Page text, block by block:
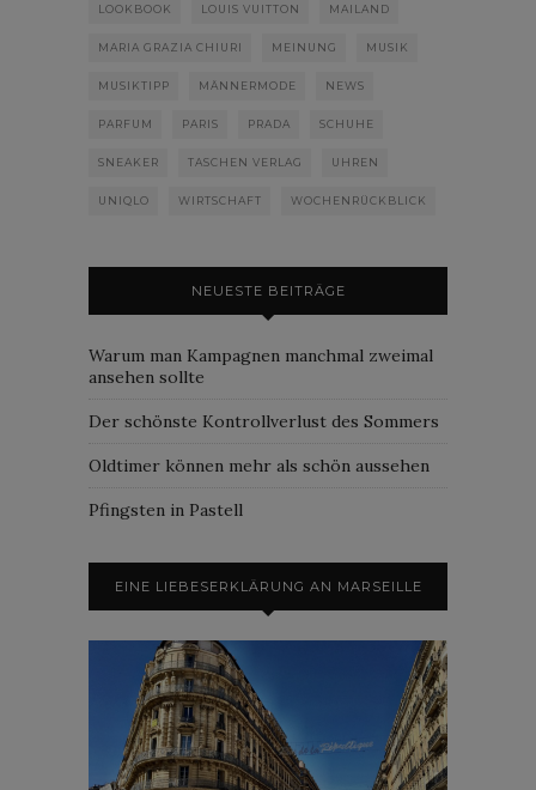
LOOKBOOK LOUIS VUITTON MAILAND
MARIA GRAZIA CHIURI MEINUNG MUSIK
MUSIKTIPP MÄNNERMODE NEWS
PARFUM PARIS PRADA SCHUHE
SNEAKER TASCHEN VERLAG UHREN
UNIQLO WIRTSCHAFT WOCHENRÜCKBLICK
NEUESTE BEITRÄGE
Warum man Kampagnen manchmal zweimal
ansehen sollte
Der schönste Kontrollverlust des Sommers
Oldtimer können mehr als schön aussehen
Pfingsten in Pastell
EINE LIEBESERKLÄRUNG AN MARSEILLE